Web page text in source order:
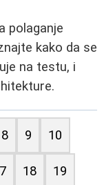
polaganje
kako da se
na testu, i
8 9 10
18 19